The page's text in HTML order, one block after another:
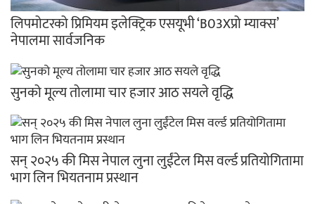
लिपमोटरको प्रिमियम इलेक्ट्रिक एसयूभी ‘B03Xप्रो म्याक्स’
नेपालमा सार्वजनिक
सुनको मूल्य तोलामा चार हजार आठ सयले वृद्धि
सन् २०२५ की मिस नेपाल लुना लुईंटेल मिस वर्ल्ड प्रतियोगितामा
भाग लिन भियतनाम प्रस्थान